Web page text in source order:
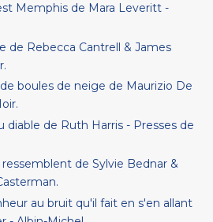
Memphis de Mara Leveritt -
de Rebecca Cantrell & James
boules de neige de Maurizio De
diable de Ruth Harris - Presses de
de Sylvie Bednar &
au bruit qu'il fait en s'en allant